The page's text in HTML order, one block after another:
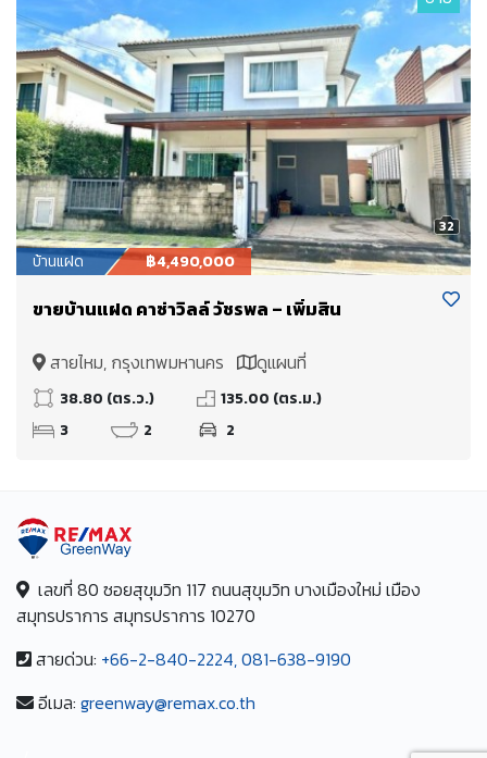
32
บ้านแฝด ฿4,490,000
ขายบ้านแฝด คาซ่าวิลล์ วัชรพล – เพิ่มสิน
สายไหม, กรุงเทพมหานคร ดูแผนที่
38.80 (ตร.ว.)
135.00 (ตร.ม.)
3
2 2
เลขที่ 80 ซอยสุขุมวิท 117 ถนนสุขุมวิท บางเมืองใหม่ เมือง
สมุทรปราการ สมุทรปราการ 10270
สายด่วน: +66-2-840-2224, 081-638-9190
อีเมล: greenway@remax.co.th